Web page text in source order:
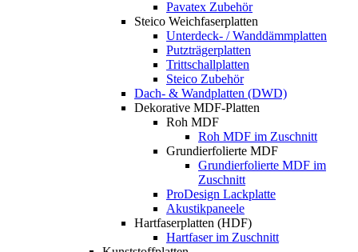
Pavatex Zubehör
Steico Weichfaserplatten
Unterdeck- / Wanddämmplatten
Putzträgerplatten
Trittschallplatten
Steico Zubehör
Dach- & Wandplatten (DWD)
Dekorative MDF-Platten
Roh MDF
Roh MDF im Zuschnitt
Grundierfolierte MDF
Grundierfolierte MDF im
Zuschnitt
ProDesign Lackplatte
Akustikpaneele
Hartfaserplatten (HDF)
Hartfaser im Zuschnitt